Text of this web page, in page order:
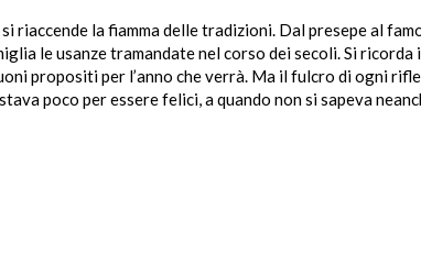
riaccende la fiamma delle tradizioni. Dal presepe al
le usanze tramandate nel corso dei secoli. Si ricorda
propositi per l’anno che verrà. Ma il fulcro di ogni
poco per essere felici, a quando non si sapeva